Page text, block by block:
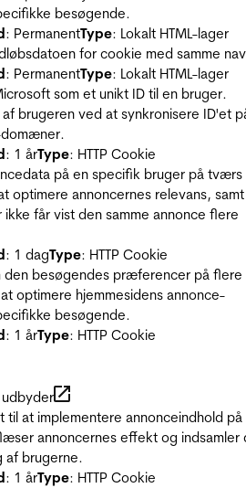
besøgende.
: PermanentType: Lokalt HTML-lager
for cookie med samme
: PermanentType: Lokalt HTML-lager
som et unikt ID til en bruger.
brugeren ved at synkronisere ID'et
: 1 årType: HTTP Cookie
på en specifik bruger på tværs
optimere annoncernes relevans, samt
får vist den samme annonce flere
: 1 dagType: HTTP Cookie
den besøgendes præferencer på flere
optimere hjemmesidens annonce-
besøgende.
: 1 årType: HTTP Cookie
udbyder
til at implementere annonceindhold på
annoncernes effekt og indsamler
af brugerne.
: 1 årType: HTTP Cookie